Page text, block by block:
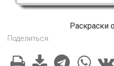
Раскраски
Поделиться: